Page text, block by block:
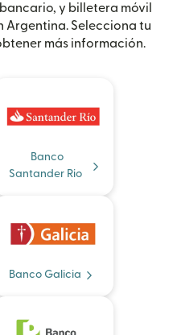
y billetera móvil
Argentina. Selecciona tu
más información.
Banco
Santander Rio
Banco Galicia